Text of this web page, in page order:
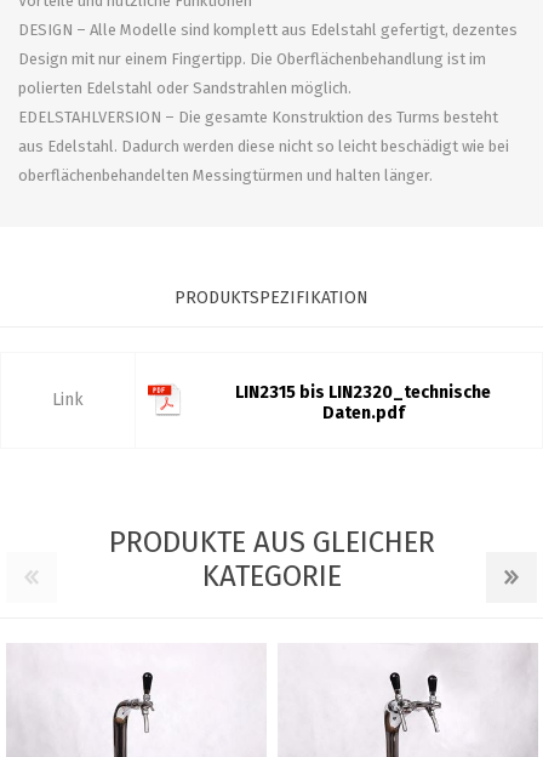
DESIGN – Alle Modelle sind komplett aus Edelstahl gefertigt, dezentes
Design mit nur einem Fingertipp. Die Oberflächenbehandlung ist im
polierten Edelstahl oder Sandstrahlen möglich.
EDELSTAHLVERSION – Die gesamte Konstruktion des Turms besteht
aus Edelstahl. Dadurch werden diese nicht so leicht beschädigt wie bei
oberflächenbehandelten Messingtürmen und halten länger.
PRODUKTSPEZIFIKATION
Link
LIN2315 bis LIN2320_technische
Daten.pdf
PRODUKTE AUS GLEICHER
KATEGORIE